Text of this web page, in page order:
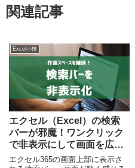
関連記事
Excel小技
エクセル（Excel）の検索
バーが邪魔！ワンクリック
で非表示にして画面を広く
使う方法
エクセル365の画面上部に表示さ